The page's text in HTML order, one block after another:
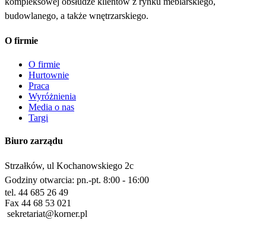
budowlanego, a także wnętrzarskiego.
O firmie
O firmie
Hurtownie
Praca
Wyróżnienia
Media o nas
Targi
Biuro zarządu
Strzałków, ul Kochanowskiego 2c
Godziny otwarcia: pn.-pt. 8:00 - 16:00
tel. 44 685 26 49
Fax 44 68 53 021
sekretariat@korner.pl